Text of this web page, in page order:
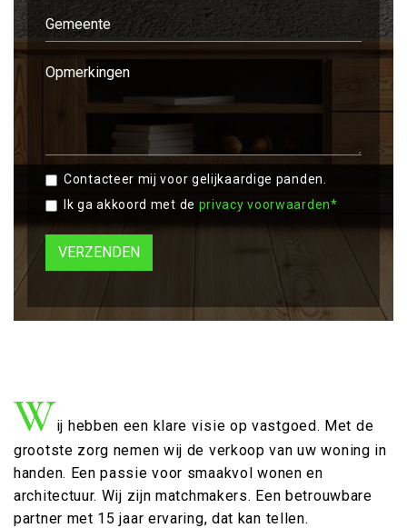
Contacteer mij voor gelijkaardige panden.
Ik ga akkoord met de privacy voorwaarden*
VERZENDEN
Wij hebben een klare visie op vastgoed. Met de
grootste zorg nemen wij de verkoop van uw woning in
handen. Een passie voor smaakvol wonen en
architectuur. Wij zijn matchmakers. Een betrouwbare
partner met 15 jaar ervaring, dat kan tellen.